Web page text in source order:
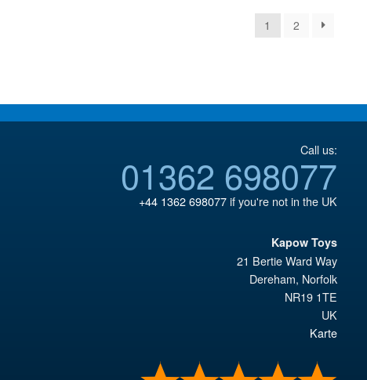
1 2
Call us:
01362 698077
+44 1362 698077if you're not in the UK
Kapow Toys
21 Bertie Ward Way
Dereham, Norfolk
NR19 1TE
UK
Karte